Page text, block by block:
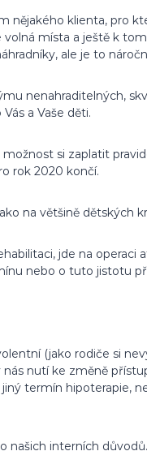
nějakého klienta, pro
místa a ještě k
ale je to
nenahraditelných,
a Vaše děti.
si zaplatit
rok 2020 končí.
na většině dětských
jde na operaci
nebo o tuto jistotu
(jako rodiče si
nutí ke změně
termín hipoterapie,
našich interních